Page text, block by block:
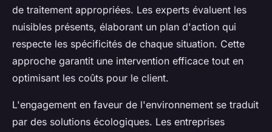
de traitement appropriées. Les experts évaluent les
nuisibles présents, élaborant un plan d'action qui
respecte les spécificités de chaque situation. Cette
approche garantit une intervention efficace tout en
optimisant les coûts pour le client.
L'engagement en faveur de l'environnement se traduit
par des solutions écologiques. Les entreprises